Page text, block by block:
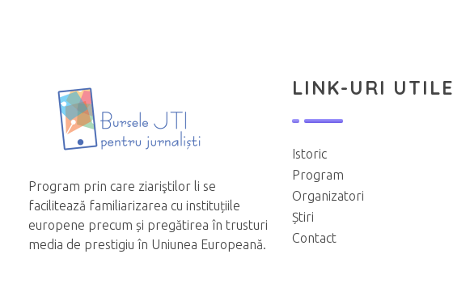
Program prin care ziariştilor li se
facilitează familiarizarea cu instituțiile
europene precum și pregătirea în trusturi
media de prestigiu în Uniunea Europeană.
LINK-URI UTILE
Istoric
Program
Organizatori
Știri
Contact